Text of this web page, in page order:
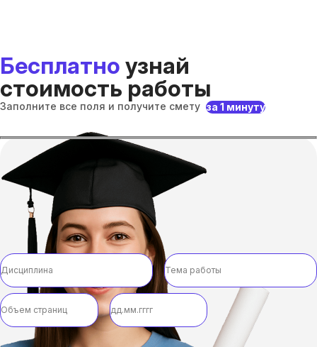
Бесплатно узнай
стоимость работы
Заполните все поля и получите смету за 1 минуту